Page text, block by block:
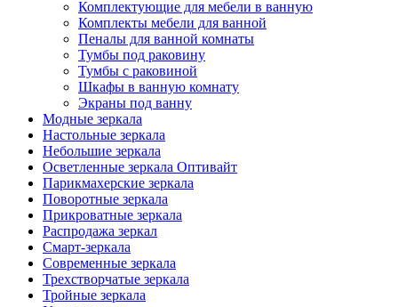
Комплектующие для мебели в ванную
Комплекты мебели для ванной
Пеналы для ванной комнаты
Тумбы под раковину
Тумбы с раковиной
Шкафы в ванную комнату
Экраны под ванну
Модные зеркала
Настольные зеркала
Небольшие зеркала
Осветленные зеркала Оптивайт
Парикмахерские зеркала
Поворотные зеркала
Прикроватные зеркала
Распродажа зеркал
Смарт-зеркала
Современные зеркала
Трехстворчатые зеркала
Тройные зеркала